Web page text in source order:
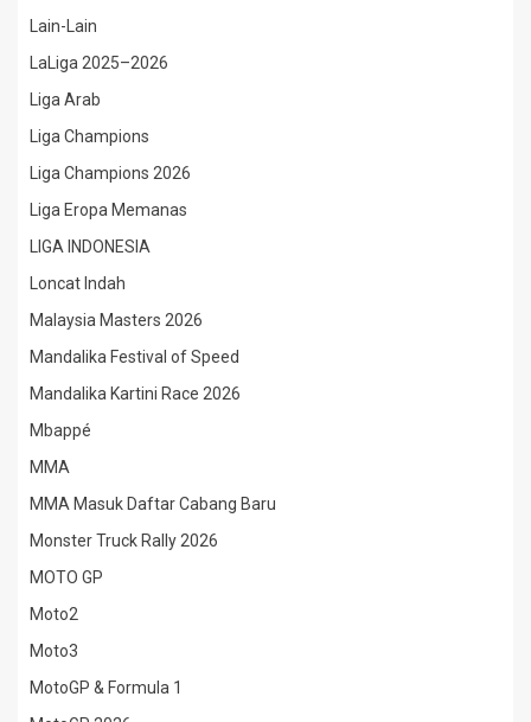
Lain-Lain
LaLiga 2025–2026
Liga Arab
Liga Champions
Liga Champions 2026
Liga Eropa Memanas
LIGA INDONESIA
Loncat Indah
Malaysia Masters 2026
Mandalika Festival of Speed
Mandalika Kartini Race 2026
Mbappé
MMA
MMA Masuk Daftar Cabang Baru
Monster Truck Rally 2026
MOTO GP
Moto2
Moto3
MotoGP & Formula 1